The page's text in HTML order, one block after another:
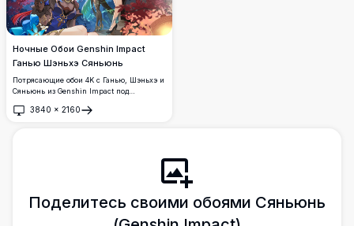
Ночные Обои Genshin Impact
Ганью Шэньхэ Сяньюнь
Потрясающие обои 4K с Ганью, Шэньхэ и
Сяньюнь из Genshin Impact под
небом, окружённых красными осенними
3840 × 2160
Открыть
Поделитесь своими обоями Сяньюнь